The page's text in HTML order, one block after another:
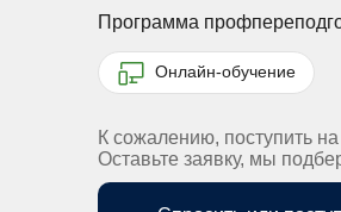
Программа
Онлайн-обучение
К сожалению, поступить
Оставьте заявку, мы